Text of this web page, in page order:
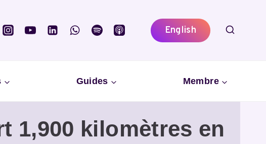
English
Guides Membre
1,900 kilomètres en